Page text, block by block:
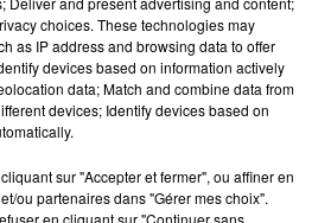
choices. These technologies may
as IP address and browsing data to offer
devices based on information actively
data; Match and combine data from
devices; Identify devices based on
sur "Accepter et fermer", ou affiner en
ou partenaires dans "Gérer mes choix".
en cliquant sur "Continuer sans